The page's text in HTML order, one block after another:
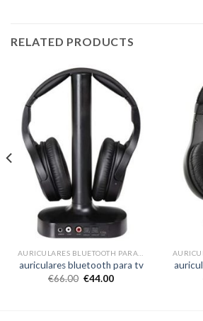
RELATED PRODUCTS
auriculares bluetooth para tv
€66.00 €44.00